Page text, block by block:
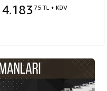
Metre Fiyattır | Bir Tabla
Uzunluğu 180 cm dir.
4.183 75 TL + KDV